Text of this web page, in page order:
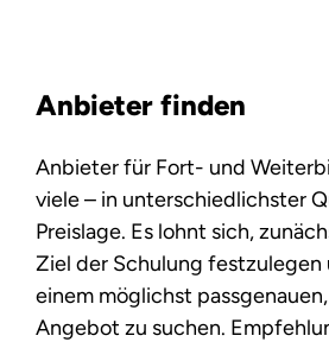
Anbieter finden
Anbieter für Fort- und
viele – in unterschiedlichster
Preislage. Es lohnt sich,
Ziel der Schulung festzulegen
einem möglichst
Angebot zu suchen.